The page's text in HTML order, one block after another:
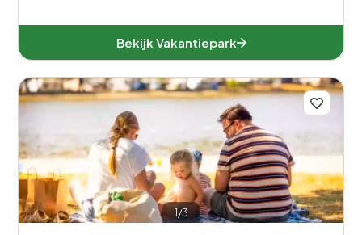
Bekijk Vakantiepark
1/3